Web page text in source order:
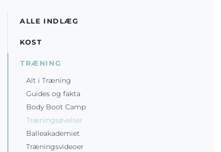
ALLE INDLÆG
KOST
TRÆNING
Alt i Træning
Guides og fakta
Body Boot Camp
Træningsøvelser
Balleakademiet
Træningsvideoer